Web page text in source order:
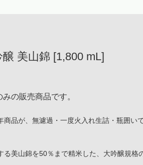
美山錦 [1,800 mL]
みの販売商品です。
商品が、無濾過・一度火入れ生詰・瓶囲い
る美山錦を50％まで精米した、大吟醸規格